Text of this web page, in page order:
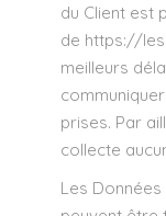
du Client est
de https://
meilleurs
prises. Par
collecte
Les Données